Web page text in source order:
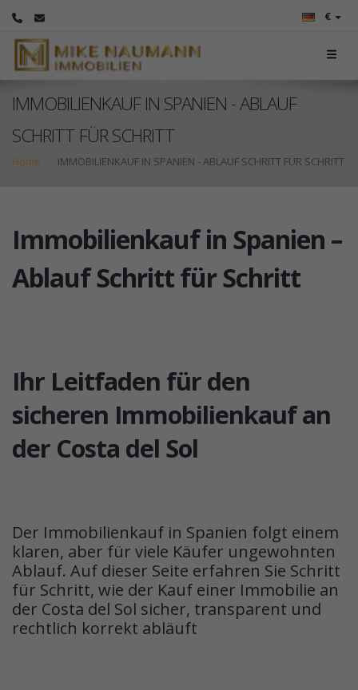
€
IMMOBILIENKAUF IN SPANIEN - ABLAUF
SCHRITT FÜR SCHRITT
Home IMMOBILIENKAUF IN SPANIEN - ABLAUF SCHRITT FÜR SCHRITT
Immobilienkauf in Spanien –
Ablauf Schritt für Schritt
Ihr Leitfaden für den
sicheren Immobilienkauf an
der Costa del Sol
Der Immobilienkauf in Spanien folgt einem
klaren, aber für viele Käufer ungewohnten
Ablauf. Auf dieser Seite erfahren Sie Schritt
für Schritt, wie der Kauf einer Immobilie an
der Costa del Sol sicher, transparent und
rechtlich korrekt abläuft